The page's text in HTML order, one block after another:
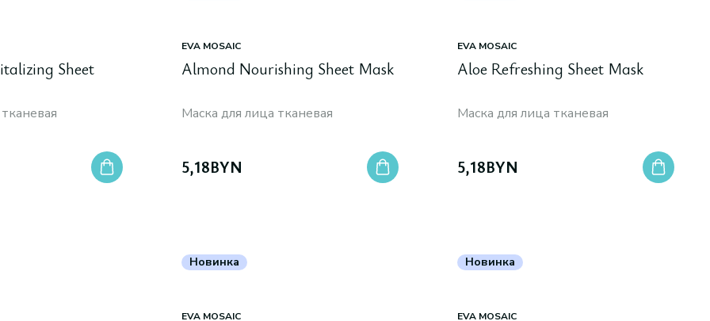
Sheet
EVA MOSAIC
Almond Nourishing Sheet Mask
Маска для лица тканевая
5,18BYN
EVA MOSAIC
Aloe Refreshing Sheet Mask
Маска для лица тканевая
5,18BYN
Новинка
EVA MOSAIC
Новинка
EVA MOSAIC